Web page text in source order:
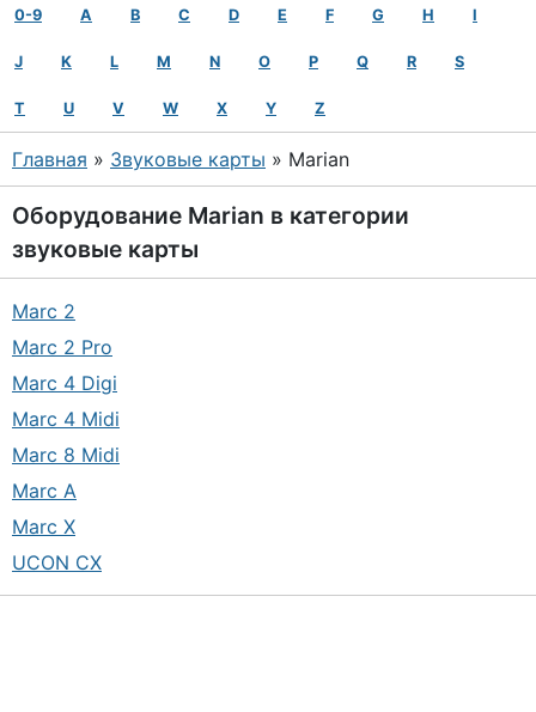
0-9 A B C D E F G H I
J K L M N O P Q R S
T U V W X Y Z
Главная » Звуковые карты » Marian
Оборудование Marian в категории
звуковые карты
Marc 2
Marc 2 Pro
Marc 4 Digi
Marc 4 Midi
Marc 8 Midi
Marc A
Marc X
UCON CX